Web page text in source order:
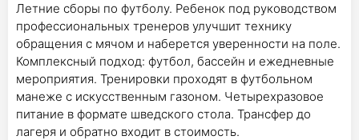
Летние сборы по футболу. Ребенок под руководством
профессиональных тренеров улучшит технику
обращения с мячом и наберется уверенности на поле.
Комплексный подход: футбол, бассейн и ежедневные
мероприятия. Тренировки проходят в футбольном
манеже с искусственным газоном. Четырехразовое
питание в формате шведского стола. Трансфер до
лагеря и обратно входит в стоимость.